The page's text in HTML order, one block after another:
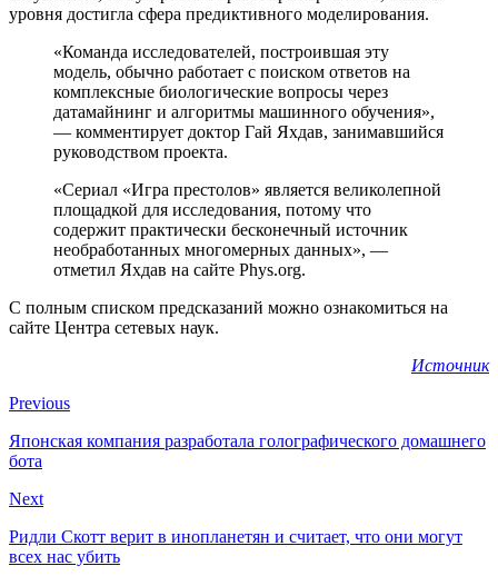
уровня достигла сфера предиктивного моделирования.
«Команда исследователей, построившая эту
модель, обычно работает с поиском ответов на
комплексные биологические вопросы через
датамайнинг и алгоритмы машинного обучения»,
— комментирует доктор Гай Яхдав, занимавшийся
руководством проекта.
«Сериал «Игра престолов» является великолепной
площадкой для исследования, потому что
содержит практически бесконечный источник
необработанных многомерных данных», —
отметил Яхдав на сайте Phys.org.
С полным списком предсказаний можно ознакомиться на
сайте Центра сетевых наук.
Источник
Previous
Японская компания разработала голографического домашнего
бота
Next
Ридли Скотт верит в инопланетян и считает, что они могут
всех нас убить